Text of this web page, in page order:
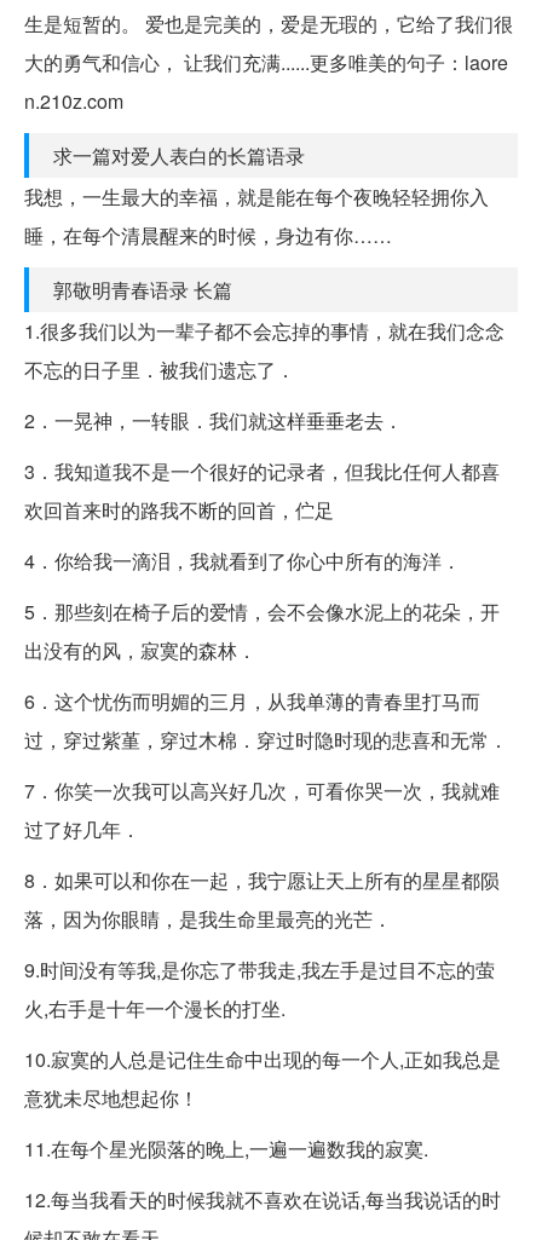
生是短暂的。 爱也是完美的，爱是无瑕的，它给了我们很
大的勇气和信心， 让我们充满......更多唯美的句子：laore
n.210z.com
求一篇对爱人表白的长篇语录
我想，一生最大的幸福，就是能在每个夜晚轻轻拥你入
睡，在每个清晨醒来的时候，身边有你……
郭敬明青春语录 长篇
1.很多我们以为一辈子都不会忘掉的事情，就在我们念念
不忘的日子里．被我们遗忘了．
2．一晃神，一转眼．我们就这样垂垂老去．
3．我知道我不是一个很好的记录者，但我比任何人都喜
欢回首来时的路我不断的回首，伫足
4．你给我一滴泪，我就看到了你心中所有的海洋．
5．那些刻在椅子后的爱情，会不会像水泥上的花朵，开
出没有的风，寂寞的森林．
6．这个忧伤而明媚的三月，从我单薄的青春里打马而
过，穿过紫堇，穿过木棉．穿过时隐时现的悲喜和无常．
7．你笑一次我可以高兴好几次，可看你哭一次，我就难
过了好几年．
8．如果可以和你在一起，我宁愿让天上所有的星星都陨
落，因为你眼睛，是我生命里最亮的光芒．
9.时间没有等我,是你忘了带我走,我左手是过目不忘的萤
火,右手是十年一个漫长的打坐.
10.寂寞的人总是记住生命中出现的每一个人,正如我总是
意犹未尽地想起你！
11.在每个星光陨落的晚上,一遍一遍数我的寂寞.
12.每当我看天的时候我就不喜欢在说话,每当我说话的时